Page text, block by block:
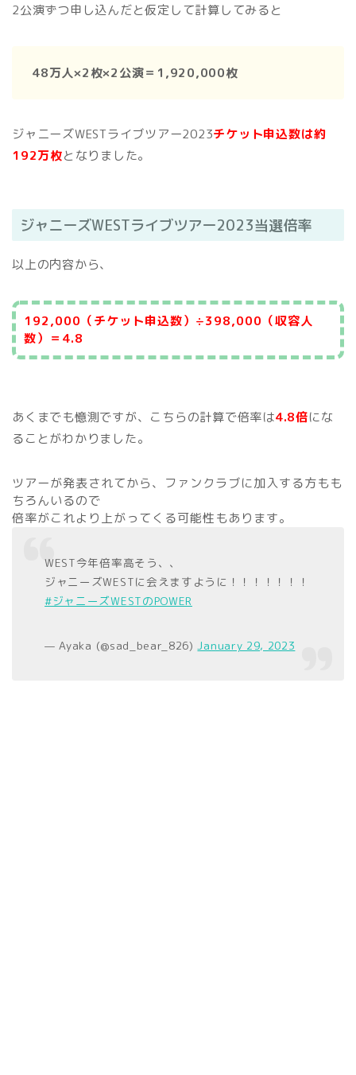
2公演ずつ申し込んだと仮定して計算してみると
48万人×2枚×2公演＝1,920,000枚
ジャニーズWESTライブツアー2023チケット申込数は約
192万枚となりました。
ジャニーズWESTライブツアー2023当選倍率
以上の内容から、
192,000（チケット申込数）÷398,000（収容人
数）＝4.8
あくまでも憶測ですが、こちらの計算で倍率は4.8倍にな
ることがわかりました。
ツアーが発表されてから、ファンクラブに加入する方もも
ちろんいるので
倍率がこれより上がってくる可能性もあります。
WEST今年倍率高そう、、
ジャニーズWESTに会えますように！！！！！！！
#ジャニーズWESTのPOWER
— Ayaka (@sad_bear_826)January 29, 2023